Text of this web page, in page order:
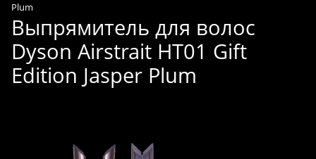
Plum
Выпрямитель для волос
Dyson Airstrait HT01 Gift
Edition Jasper Plum